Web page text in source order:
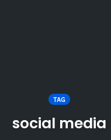
TAG
social media